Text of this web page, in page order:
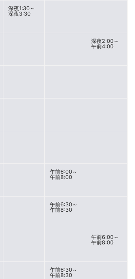
深夜1:30～
深夜3:30
深夜2:00～
午前4:00
午前6:00～
午前8:00
午前6:30～
午前8:30
午前6:00～
午前8:00
午前6:30～
午前8:30